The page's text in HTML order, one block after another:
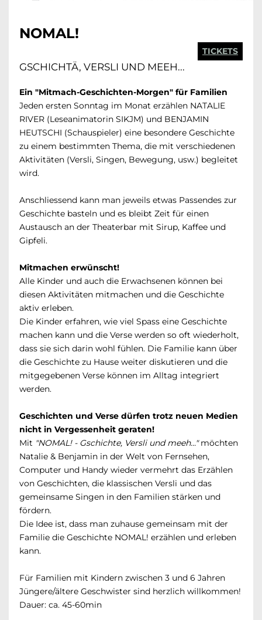
NOMAL!
TICKETS
GSCHICHTÄ, VERSLI UND MEEH...
Ein "Mitmach-Geschichten-Morgen" für Familien
Jeden ersten Sonntag im Monat erzählen NATALIE
RIVER (Leseanimatorin SIKJM) und BENJAMIN
HEUTSCHI (Schauspieler) eine besondere Geschichte
zu einem bestimmten Thema, die mit verschiedenen
Aktivitäten (Versli, Singen, Bewegung, usw.) begleitet
wird.
Anschliessend kann man jeweils etwas Passendes zur
Geschichte basteln und es bleibt Zeit für einen
Austausch an der Theaterbar mit Sirup, Kaffee und
Gipfeli.
Mitmachen erwünscht!
Alle Kinder und auch die Erwachsenen können bei
diesen Aktivitäten mitmachen und die Geschichte
aktiv erleben.
Die Kinder erfahren, wie viel Spass eine Geschichte
machen kann und die Verse werden so oft wiederholt,
dass sie sich darin wohl fühlen. Die Familie kann über
die Geschichte zu Hause weiter diskutieren und die
mitgegebenen Verse können im Alltag integriert
werden.
Geschichten und Verse dürfen trotz neuen Medien
nicht in Vergessenheit geraten!
Mit "NOMAL! - Gschichte, Versli und meeh..."möchten
Natalie & Benjamin in der Welt von Fernsehen,
Computer und Handy wieder vermehrt das Erzählen
von Geschichten, die klassischen Versli und das
gemeinsame Singen in den Familien stärken und
fördern.
Die Idee ist, dass man zuhause gemeinsam mit der
Familie die Geschichte NOMAL! erzählen und erleben
kann.
Für Familien mit Kindern zwischen 3 und 6 Jahren
Jüngere/ältere Geschwister sind herzlich willkommen!
Dauer: ca. 45-60min